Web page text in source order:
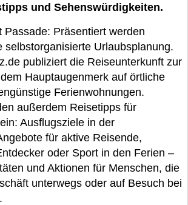
und Sehenswürdigkeiten.
Passade: Präsentiert werden
selbstorganisierte Urlaubsplanung.
publiziert die Reiseunterkunft zur
Hauptaugenmerk auf örtliche
Ferienwohnungen.
außerdem Reisetipps für
Ausflugsziele in der
für aktive Reisende,
oder Sport in den Ferien –
und Aktionen für Menschen, die
unterwegs oder auf Besuch bei